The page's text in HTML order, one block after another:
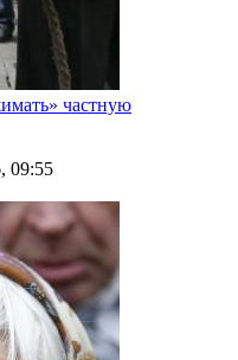
частную
09:55